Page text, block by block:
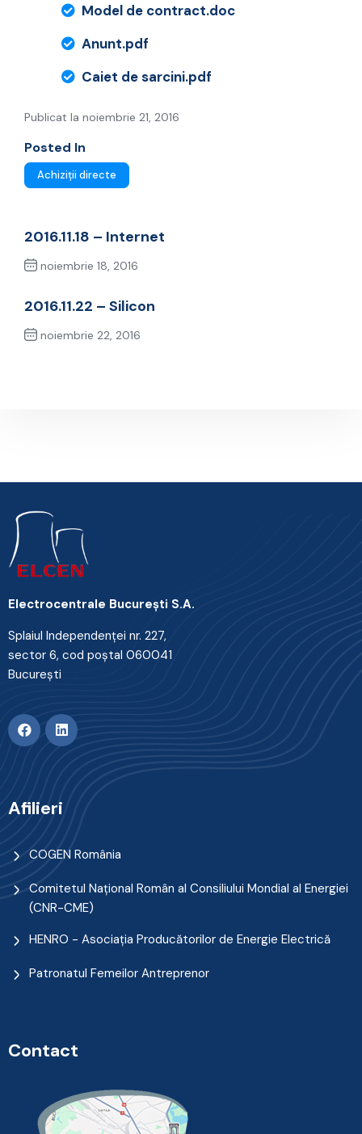
Model de contract.doc
Anunt.pdf
Caiet de sarcini.pdf
Publicat la noiembrie 21, 2016
Posted In
Achiziții directe
2016.11.18 – Internet
noiembrie 18, 2016
2016.11.22 – Silicon
noiembrie 22, 2016
Electrocentrale Bucureşti S.A.
Splaiul Independenţei nr. 227,
sector 6, cod poştal 060041
Bucureşti
Afilieri
COGEN România
Comitetul Naţional Român al Consiliului Mondial al Energiei
(CNR-CME)
HENRO - Asociația Producătorilor de Energie Electrică
Patronatul Femeilor Antreprenor
Contact